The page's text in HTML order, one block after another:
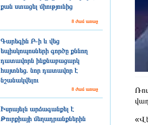
քան ստացել միությունից
8 ժամ առաջ
Գարեգին Բ-ի և վեց
եպիսկոպոսների գործը քննող
դատավորն ինքնաբացարկ
հայտնեց. նոր դատավոր է
նշանակվելու
8 ժամ առաջ
Իսրայելն արձագանքել է
Թուրքիայի մեղադրանքներին